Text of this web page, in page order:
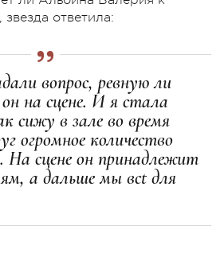
ответила:
вопрос, ревную ли
на сцене. И я стала
сижу в зале во время
огромное количество
сцене он принадлежит
а дальше мы всt для